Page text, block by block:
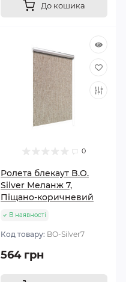
До кошика
0
Ролета блекаут B.O.
Silver Меланж 7,
Піщано-коричневий
В наявності
Код товару: BО-Silver7
564 грн